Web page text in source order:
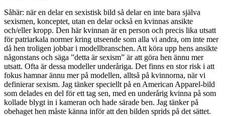
Såhär: när en delar en sexistisk bild så delar en inte bara själva
sexismen, konceptet, utan en delar också en kvinnas ansikte
och/eller kropp. Den här kvinnan är en person och precis lika utsatt
för patriarkala normer kring utseende som alla vi andra, om inte mer
då hen troligen jobbar i modellbranschen. Att köra upp hens ansikte
någonstans och säga ”detta är sexism” är att göra hen ännu mer
utsatt. Ofta är dessa modeller underåriga. Det finns en stor risk i att
fokus hamnar ännu mer på modellen, alltså på kvinnorna, när vi
definierar sexism. Jag tänker speciellt på en American Apparel-bild
som delades en del för ett tag sen, med en underårig kvinna på som
kollade blygt in i kameran och hade särade ben. Jag tänker på
obehaget hen måste känna inför att den bilden sprids på det sättet.